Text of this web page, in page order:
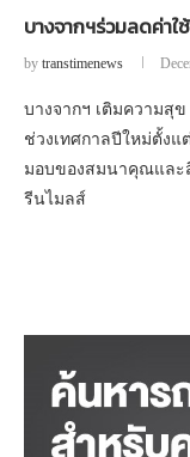
บางจากฯร่วมลดค่าใ
by transtimenews
บางจากฯ เติมความสุ
ช่วงเทศกาลปีใหม่ตั้งแ
มอบของสมนาคุณและ
รีนไมลส์